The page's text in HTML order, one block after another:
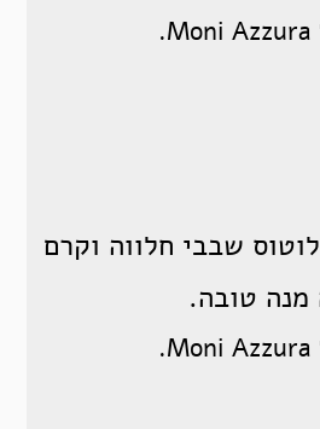
שבבי חלווה וקרם
מנה טובה.